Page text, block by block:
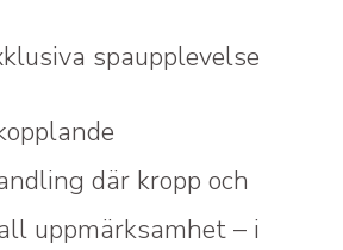
spaupplevelse
där kropp och
uppmärksamhet – i